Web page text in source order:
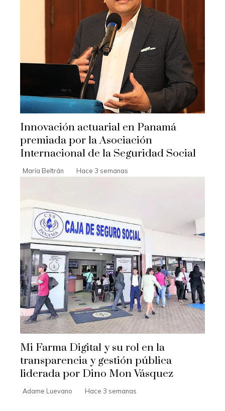
Innovación actuarial en Panamá
premiada por la Asociación
Internacional de la Seguridad Social
María Beltrán Hace 3 semanas
Mi Farma Digital y su rol en la
transparencia y gestión pública
liderada por Dino Mon Vásquez
Adame Luevano Hace 3 semanas